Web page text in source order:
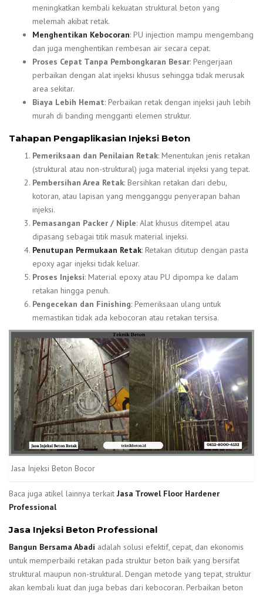
meningkatkan kembali kekuatan struktural beton yang
melemah akibat retak.
Menghentikan Kebocoran: PU injection mampu mengembang
dan juga menghentikan rembesan air secara cepat.
Proses Cepat Tanpa Pembongkaran Besar: Pengerjaan
perbaikan dengan alat injeksi khusus sehingga tidak merusak
area sekitar.
Biaya Lebih Hemat: Perbaikan retak dengan injeksi jauh lebih
murah di banding mengganti elemen struktur.
Tahapan Pengaplikasian Injeksi Beton
Pemeriksaan dan Penilaian Retak: Menentukan jenis retakan
(struktural atau non-struktural) juga material injeksi yang tepat.
Pembersihan Area Retak: Bersihkan retakan dari debu,
kotoran, atau lapisan yang mengganggu penyerapan bahan
injeksi.
Pemasangan Packer / Niple: Alat khusus ditempel atau
dipasang sebagai titik masuk material injeksi.
Penutupan Permukaan Retak: Retakan ditutup dengan pasta
epoxy agar injeksi tidak keluar.
Proses Injeksi: Material epoxy atau PU dipompa ke dalam
retakan hingga penuh.
Pengecekan dan Finishing: Pemeriksaan ulang untuk
memastikan tidak ada kebocoran atau retakan tersisa.
Jasa Injeksi Beton Bocor
Baca juga atikel lainnya terkait Jasa Trowel Floor Hardener
Professional
Jasa Injeksi Beton Professional
Bangun Bersama Abadi adalah solusi efektif, cepat, dan ekonomis
untuk memperbaiki retakan pada struktur beton baik yang bersifat
struktural maupun non-struktural. Dengan metode yang tepat, struktur
akan kembali kuat dan juga bebas dari kebocoran. Perbaikan beton